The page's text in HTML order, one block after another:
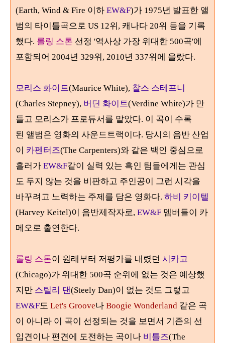
(Earth, Wind & Fire 이하 EW&F)가 1975년 발표한 앨
범의 타이틀곡으로 US 12위, 캐나다 20위 등을 기록
했다. 롤링 스톤 선정 '역사상 가장 위대한 500곡'에
포함되어 2004년 329위 , 2010년 337위에 올랐다.
모리스 화이트(Maurice White), 찰스 스테프니
(Charles Stepney), 버딘 화이트(Verdine White)가 만
들고 모리스가 프로듀서를 맡았다. 이 곡이 수록
된 앨범은 영화의 사운드트랙이다. 당시의 음반 산업
이 카펜터즈(The Carpenters)와 같은 백인 중심으로
흘러가 EW&F같이 실력 있는 흑인 팀들에게는 관심
도 두지 않는 것을 비판하고 주인공이 그런 시각을
바꾸려고 노력하는 주제를 담은 영화다. 하비 키이텔
(Harvey Keitel)이 음반제작자로, EW&F 멤버들이 카
메오로 출연한다.
롤링 스톤이 원래부터 저평가를 내렸던 시카고
(Chicago)가 위대한 500곡 순위에 없는 것은 예상했
지만 스틸리 댄(Steely Dan)이 없는 것도 그렇고
EW&F도 Let's Groove나 Boogie Wonderland 같은 곡
이 아니라 이 곡이 선정되는 것을 보면서 기존의 선
입견이나 편견에 도전하는 곡이나 비틀즈(The